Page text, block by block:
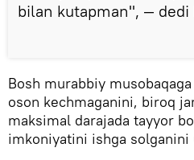
bilan kutapman", — dedi
Bosh murabbiy
oson kechmaganini, biroq
maksimal darajada tayyor
imkoniyatini ishga solganini